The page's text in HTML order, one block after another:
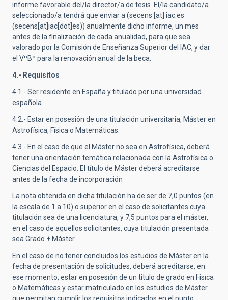
informe favorable del/la director/a de tesis. El/la candidato/a
seleccionado/a tendrá que enviar a (secens [at] iac.es
(secens[at]iac[dot]es)) anualmente dicho informe, un mes
antes de la finalización de cada anualidad, para que sea
valorado por la Comisión de Enseñanza Superior del IAC, y dar
el VºBº para la renovación anual de la beca.
4.- Requisitos
4.1.- Ser residente en España y titulado por una universidad
española.
4.2.- Estar en posesión de una titulación universitaria, Máster en
Astrofísica, Física o Matemáticas.
4.3.- En el caso de que el Máster no sea en Astrofísica, deberá
tener una orientación temática relacionada con la Astrofísica o
Ciencias del Espacio. El título de Máster deberá acreditarse
antes de la fecha de incorporación
La nota obtenida en dicha titulación ha de ser de 7,0 puntos (en
la escala de 1 a 10) o superior en el caso de solicitantes cuya
titulación sea de una licenciatura, y 7,5 puntos para el máster,
en el caso de aquellos solicitantes, cuya titulación presentada
sea Grado + Máster.
En el caso de no tener concluidos los estudios de Máster en la
fecha de presentación de solicitudes, deberá acreditarse, en
ese momento, estar en posesión de un título de grado en Física
o Matemáticas y estar matriculado en los estudios de Máster